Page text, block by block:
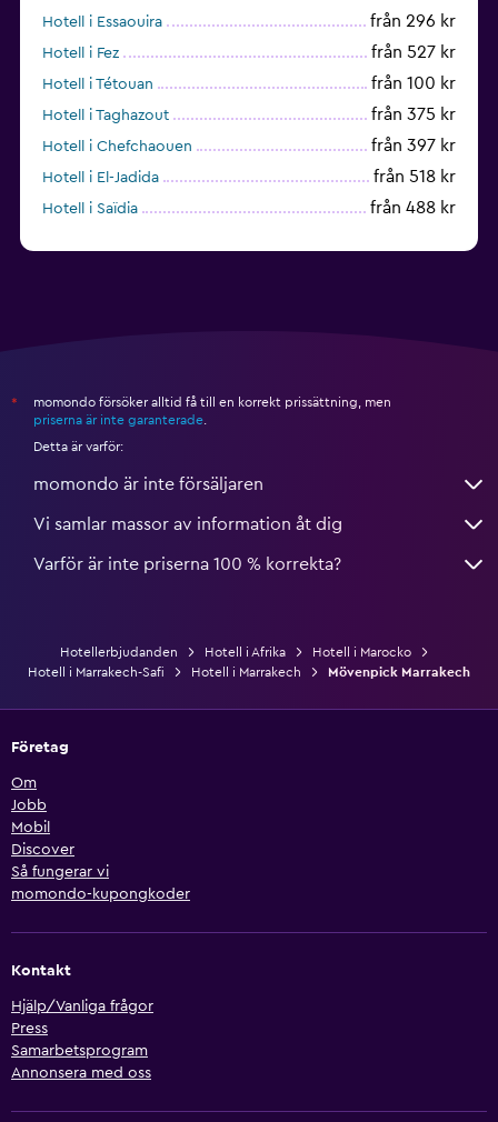
Hotell i Essaouira från 296 kr
Hotell i Fez från 527 kr
Hotell i Tétouan från 100 kr
Hotell i Taghazout från 375 kr
Hotell i Chefchaouen från 397 kr
Hotell i El-Jadida från 518 kr
Hotell i Saïdia från 488 kr
*
momondo försöker alltid få till en korrekt prissättning, men
priserna är inte garanterade
Detta är varför:
momondo är inte försäljaren
Vi samlar massor av information åt dig
Varför är inte priserna 100 % korrekta?
Hotellerbjudanden Hotell i Afrika
Hotell i Marocko
Hotell i Marrakech-Safi
Hotell i Marrakech Mövenpick Marrakech
Företag
Om
Jobb
Mobil
Discover
Så fungerar vi
momondo-kupongkoder
Kontakt
Hjälp/Vanliga frågor
Press
Samarbetsprogram
Annonsera med oss